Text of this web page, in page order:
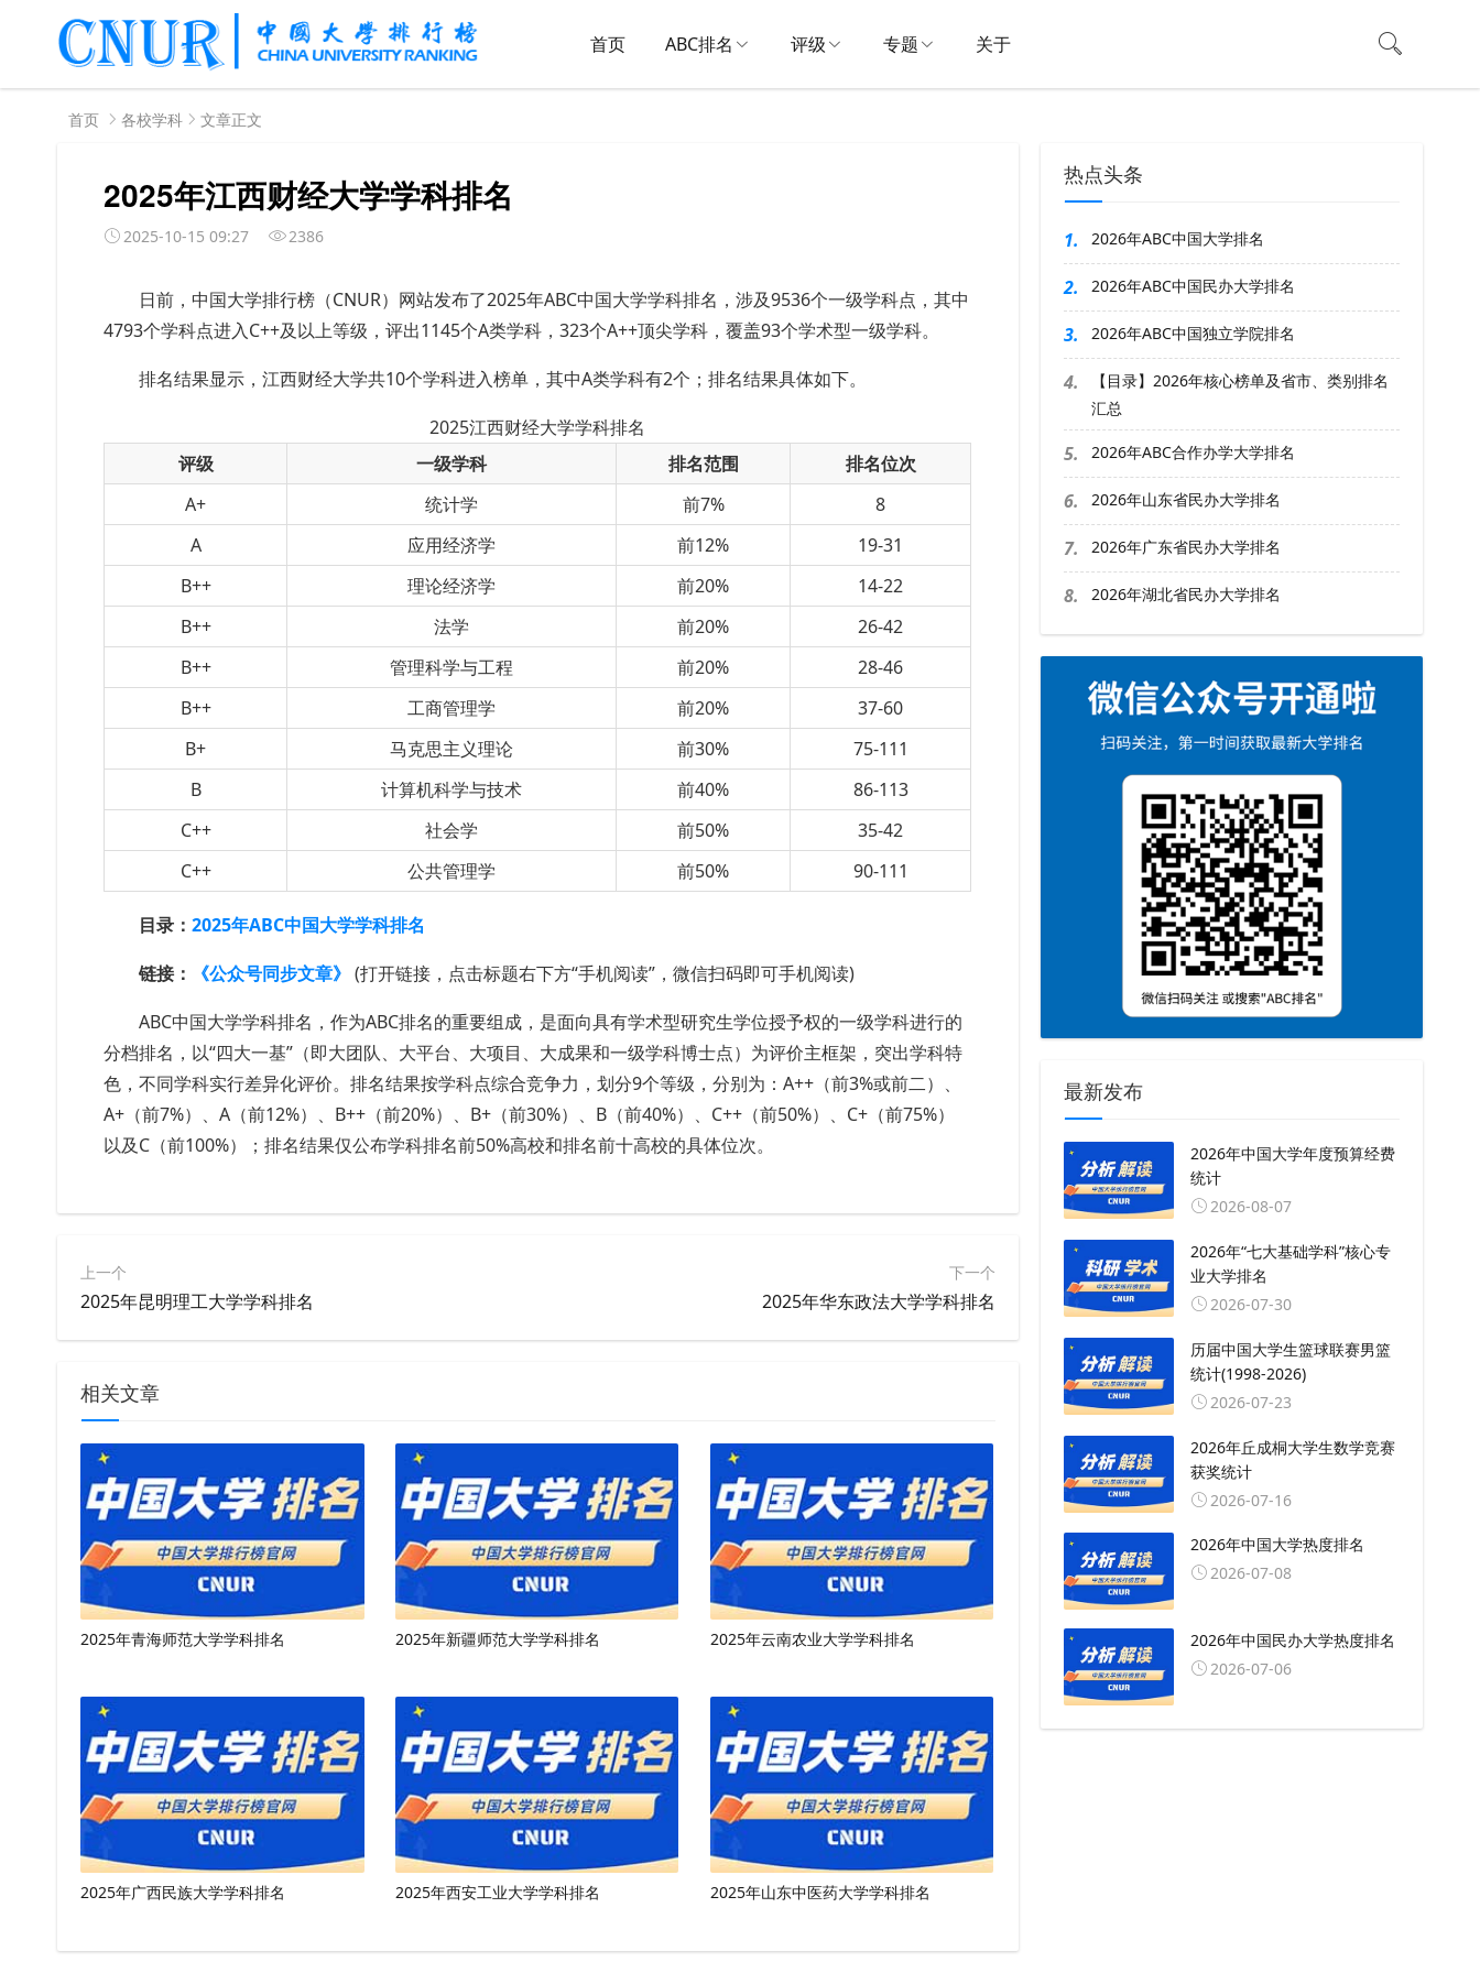
首页 ABC排名 评级 专题 关于
首页 各校学科 文章正文
2025年江西财经大学学科排名
2025-10-15 09:27 2386
日前，中国大学排行榜（CNUR）网站发布了2025年ABC中国大学学科排名，涉及9536个一级学科点，其中
4793个学科点进入C++及以上等级，评出1145个A类学科，323个A++顶尖学科，覆盖93个学术型一级学科。
排名结果显示，江西财经大学共10个学科进入榜单，其中A类学科有2个；排名结果具体如下。
2025江西财经大学学科排名
评级
一级学科 排名范围
排名位次
A+
统计学 前7%
8
A
应用经济学 前12%
19-31
B++
理论经济学 前20%
14-22
B++
法学 前20%
26-42
B++
管理科学与工程 前20%
28-46
B++
工商管理学 前20%
37-60
B+
马克思主义理论 前30%
75-111
B
计算机科学与技术 前40%
86-113
C++
社会学 前50%
35-42
C++
公共管理学 前50% 90-111
目录： 2025年ABC中国大学学科排名
链接：
《公众号同步文章》 (打开链接，点击标题右下方“手机阅读”，微信扫码即可手机阅读)
ABC中国大学学科排名，作为ABC排名的重要组成，是面向具有学术型研究生学位授予权的一级学科进行的
分档排名，以“四大一基”（即大团队、大平台、大项目、大成果和一级学科博士点）为评价主框架，突出学科特
色，不同学科实行差异化评价。排名结果按学科点综合竞争力，划分9个等级，分别为：A++（前3%或前二）、
A+（前7%）、A（前12%）、B++（前20%）、B+（前30%）、B（前40%）、C++（前50%）、C+（前75%）
以及C（前100%）；排名结果仅公布学科排名前50%高校和排名前十高校的具体位次。
上一个
2025年昆明理工大学学科排名
下一个
2025年华东政法大学学科排名
相关文章
2025年青海师范大学学科排名 2025年新疆师范大学学科排名 2025年云南农业大学学科排名
2025年广西民族大学学科排名 2025年西安工业大学学科排名 2025年山东中医药大学学科排名
热点头条
1. 2026年ABC中国大学排名
2. 2026年ABC中国民办大学排名
3. 2026年ABC中国独立学院排名
4.
【目录】2026年核心榜单及省市、类别排名
汇总
5. 2026年ABC合作办学大学排名
6. 2026年山东省民办大学排名
7. 2026年广东省民办大学排名
8. 2026年湖北省民办大学排名
最新发布
2026年中国大学年度预算经费
统计
2026-08-07
2026年“七大基础学科”核心专
业大学排名
2026-07-30
历届中国大学生篮球联赛男篮
统计(1998-2026)
2026-07-23
2026年丘成桐大学生数学竞赛
获奖统计
2026-07-16
2026年中国大学热度排名
2026-07-08
2026年中国民办大学热度排名
2026-07-06